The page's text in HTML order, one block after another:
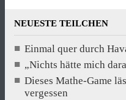
NEUESTE TEILCHEN
Einmal quer durch
„Nichts hätte mich
Dieses Mathe-Game
vergessen